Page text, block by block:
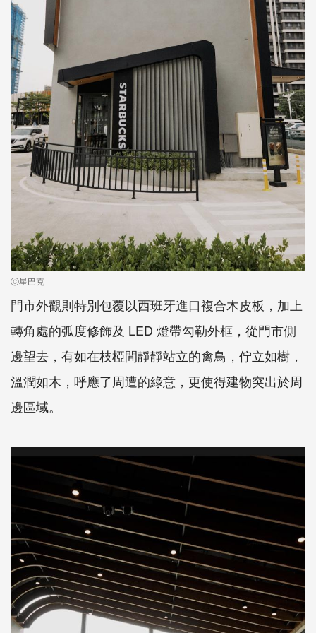
ⓒ星巴克
門市外觀則特別包覆以西班牙進口複合木皮板，加上
轉角處的弧度修飾及 LED 燈帶勾勒外框，從門市側
邊望去，有如在枝椏間靜靜站立的禽鳥，佇立如樹，
溫潤如木，呼應了周遭的綠意，更使得建物突出於周
邊區域。